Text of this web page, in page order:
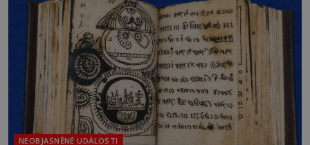
na legendě něco pravdy, nebo jde jen o fascinující
souhru okolností? Když antropolog Michail
Gerasimov (1907-1970) a
NEOBJASNĚNÉ UDÁLOSTI